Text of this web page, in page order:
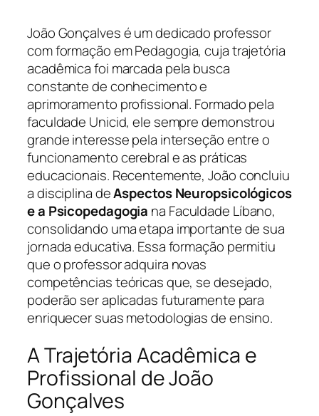
João Gonçalves é um dedicado professor
com formação em Pedagogia, cuja trajetória
acadêmica foi marcada pela busca
constante de conhecimento e
aprimoramento profissional. Formado pela
faculdade Unicid, ele sempre demonstrou
grande interesse pela interseção entre o
funcionamento cerebral e as práticas
educacionais. Recentemente, João concluiu
a disciplina deAspectos Neuropsicológicos
e a Psicopedagogia na Faculdade Líbano,
consolidando uma etapa importante de sua
jornada educativa. Essa formação permitiu
que o professor adquira novas
competências teóricas que, se desejado,
poderão ser aplicadas futuramente para
enriquecer suas metodologias de ensino.
A Trajetória Acadêmica e
Profissional de João
Gonçalves